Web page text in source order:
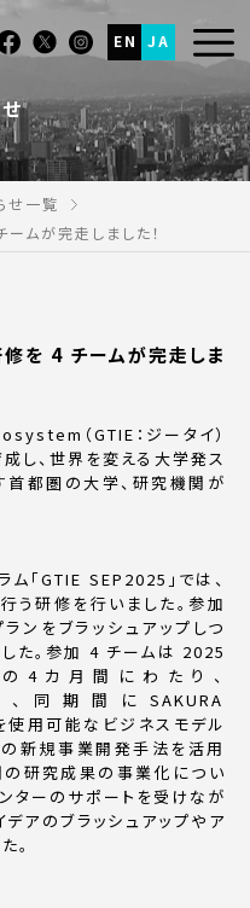
EN JA
せ一覧
ムが完走しました！
を 4 チームが完走しま
（GTIE ：ジータイ）
し、世界を変える大学発ス
首都圏の大学、研究機関が
ム「GTIE SEP2025 」では、
行う研修を行いました。参加
ンをブラッシュアップしつ
た。参加 4 チームは 2025
4 カ 月 間 に わ た り 、
同 期 間 に SAKURA
使用可能なビジネスモデル
新規事業開発手法を活用
の研究成果の事業化につい
ターのサポートを受けなが
デアのブラッシュアップやア
。